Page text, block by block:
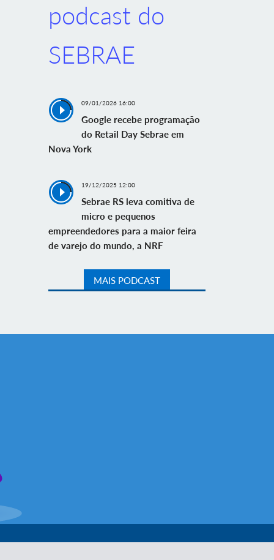
podcast do
SEBRAE
09/01/2026 16:00
Google recebe programação
do Retail Day Sebrae em
Nova York
19/12/2025 12:00
Sebrae RS leva comitiva de
micro e pequenos
empreendedores para a maior feira
de varejo do mundo, a NRF
MAIS PODCAST